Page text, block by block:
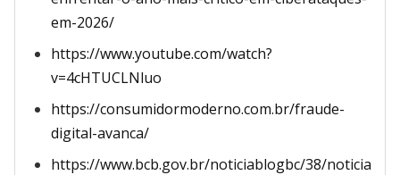
em-2026/
https://www.youtube.com/watch?
v=4cHTUCLNluo
https://consumidormoderno.com.br/fraude-
digital-avanca/
https://www.bcb.gov.br/noticiablogbc/38/noticia